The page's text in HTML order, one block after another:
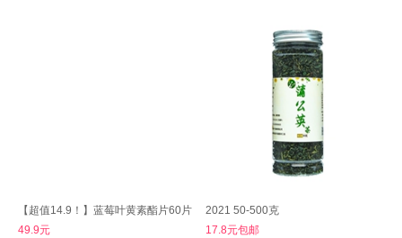
【超值14.9！】蓝莓叶黄素酯片60片
49.9元
2021 50-500克
17.8元包邮